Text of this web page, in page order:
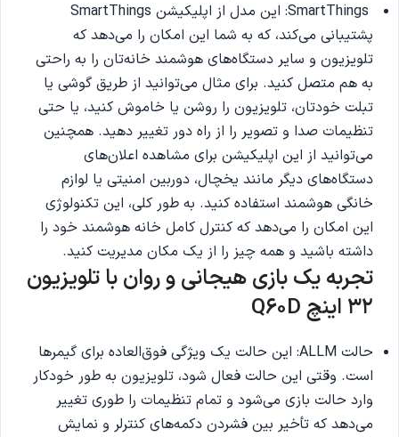
SmartThings: این مدل از اپلیکیشن SmartThings
پشتیبانی می‌کند، که به شما این امکان را می‌دهد که
تلویزیون و سایر دستگاه‌های هوشمند خانه‌تان را به راحتی
به هم متصل کنید. برای مثال می‌توانید از طریق گوشی یا
تبلت خودتان، تلویزیون را روشن یا خاموش کنید، یا حتی
تنظیمات صدا و تصویر را از راه دور تغییر دهید. همچنین
می‌توانید از این اپلیکیشن برای مشاهده اعلان‌های
دستگاه‌های دیگر مانند یخچال، دوربین امنیتی یا لوازم
خانگی هوشمند استفاده کنید. به طور کلی، این تکنولوژی
این امکان را می‌دهد که کنترل کامل خانه هوشمند خود را
داشته باشید و همه چیز را از یک مکان مدیریت کنید.
تجربه یک بازی هیجانی و روان با تلویزیون
32 اینچ Q60D
حالت ALLM: این حالت یک ویژگی فوق‌العاده برای گیمرها
است. وقتی این حالت فعال شود، تلویزیون به طور خودکار
وارد حالت بازی می‌شود و تمام تنظیمات را طوری تغییر
می‌دهد که تأخیر بین فشردن دکمه‌های کنترلر و نمایش